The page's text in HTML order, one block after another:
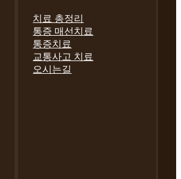
치료 총정리
통증 매선치료
통증치료
교통사고 치료
오시는길